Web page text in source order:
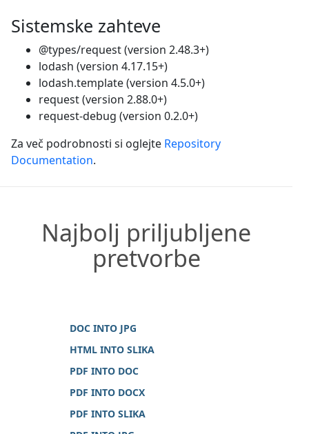
Sistemske zahteve
@types/request (version 2.48.3+)
lodash (version 4.17.15+)
lodash.template (version 4.5.0+)
request (version 2.88.0+)
request-debug (version 0.2.0+)
Za več podrobnosti si oglejte Repository
Documentation.
Najbolj priljubljene
pretvorbe
DOC INTO JPG
HTML INTO SLIKA
PDF INTO DOC
PDF INTO DOCX
PDF INTO SLIKA